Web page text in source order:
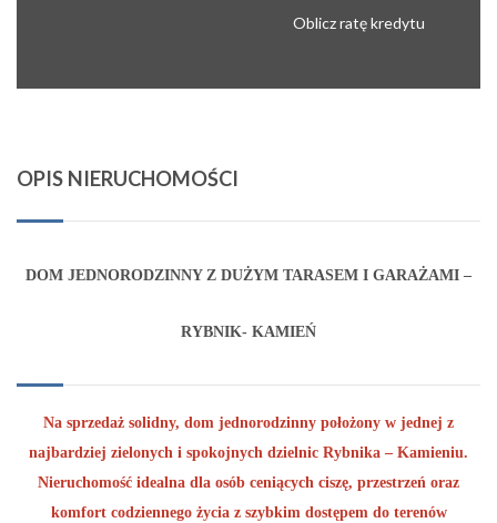
Oblicz ratę kredytu
OPIS NIERUCHOMOŚCI
DOM JEDNORODZINNY Z DUŻYM TARASEM I GARAŻAMI –
RYBNIK- KAMIEŃ
Na sprzedaż solidny, dom jednorodzinny położony w jednej z
najbardziej zielonych i spokojnych dzielnic Rybnika – Kamieniu.
Nieruchomość idealna dla osób ceniących ciszę, przestrzeń oraz
komfort codziennego życia z szybkim dostępem do terenów